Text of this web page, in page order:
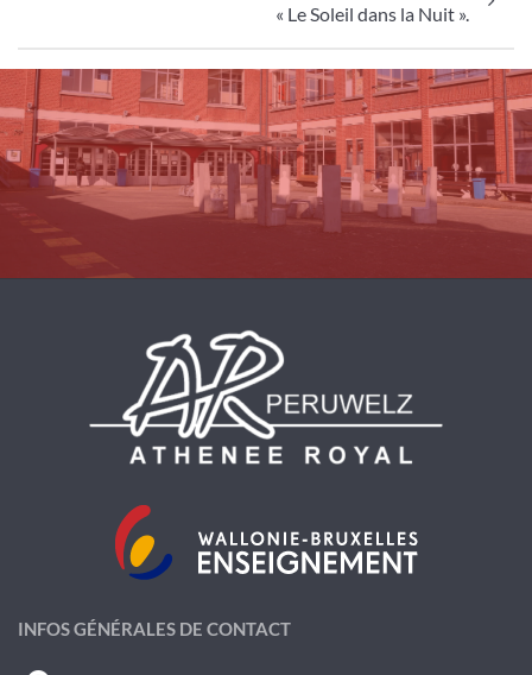
« Le Soleil dans la Nuit ».
INFOS GÉNÉRALES DE CONTACT